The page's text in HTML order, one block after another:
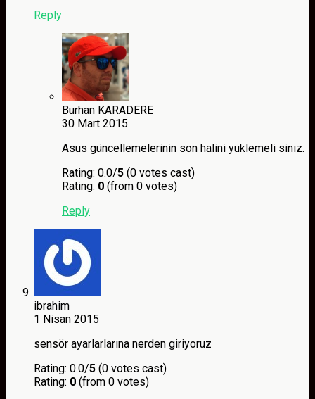
Reply
Burhan KARADERE
30 Mart 2015
Asus güncellemelerinin son halini yüklemeli siniz.
Rating: 0.0/5 (0 votes cast)
Rating: 0 (from 0 votes)
Reply
ibrahim
1 Nisan 2015
sensör ayarlarlarına nerden giriyoruz
Rating: 0.0/5 (0 votes cast)
Rating: 0 (from 0 votes)